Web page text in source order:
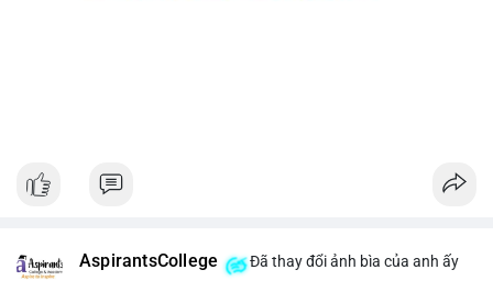
AspirantsCollege Đã thay đổi ảnh bìa của anh ấy